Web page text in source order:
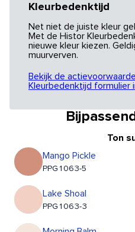
Kleurbedenktijd
Net niet de juiste kleur
Met de Histor
nieuwe kleur kiezen.
muurverven.
Bekijk de
Kleurbedenktijd formulier
Ton
Mango Pickle
PPG1063-5
Lake Shoal
PPG1063-3